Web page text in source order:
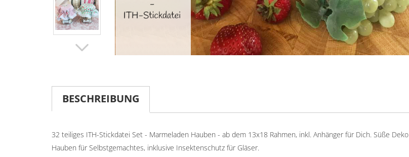
BESCHREIBUNG
32 teiliges ITH-Stickdatei Set - Marmeladen Hauben - ab dem 13x18 Rahmen, inkl. Anhänger für Dich. Süße Deko
Hauben für Selbstgemachtes, inklusive Insektenschutz für Gläser.